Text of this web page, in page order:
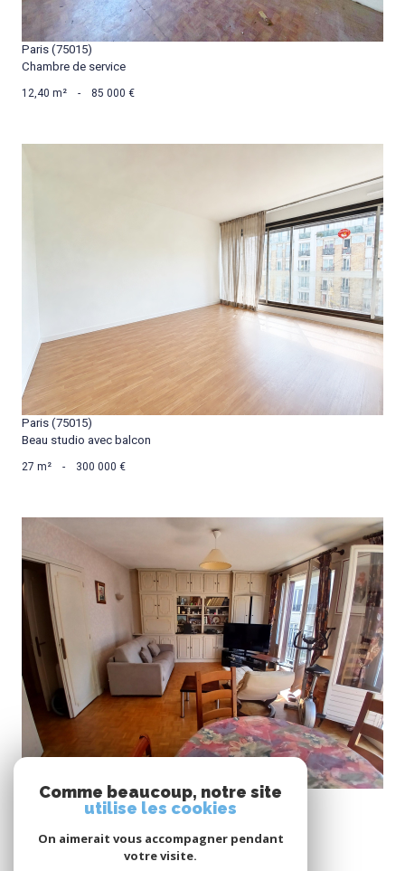
Paris (75015)
Chambre de service
12,40 m² - 85 000 €
VOIR LE BIEN
Paris (75015)
Beau studio avec balcon
27 m² - 300 000 €
VOIR LE BIEN
Vincennes (94300)
Appartement 3 pièces
69 m² - 595 000 €
Comme beaucoup, notre site
utilise les cookies
On aimerait vous accompagner pendant
votre visite.